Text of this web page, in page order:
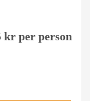
kr per person